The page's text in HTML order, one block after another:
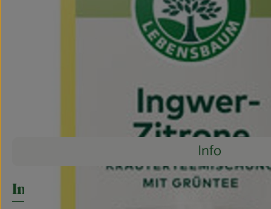
Info
Entdecke passende RezepteEs wurden
Info